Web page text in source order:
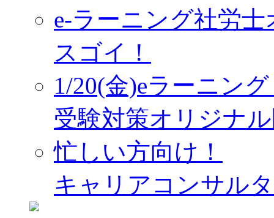
e-ラーニング社労
スゴイ！
1/20(金)eラーニン
受験対策オリジナ
忙しい方向け！
キャリアコンサル